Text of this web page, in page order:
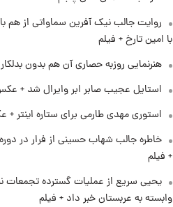
روایت جالب نیک آفرین سماواتی از هم
با امین تارخ + فیلم
هنرنمایی روزبه حصاری آن هم بدون
استایل عجیب صابر ابر وایرال شد +
استوری مهدی طارمی برای ستاره اینتر
خاطره جالب شهاب حسینی از فرار در
+ فیلم
یحیی سریع از عملیات گسترده تجمعات
وابسته به عربستان خبر داد + فیلم